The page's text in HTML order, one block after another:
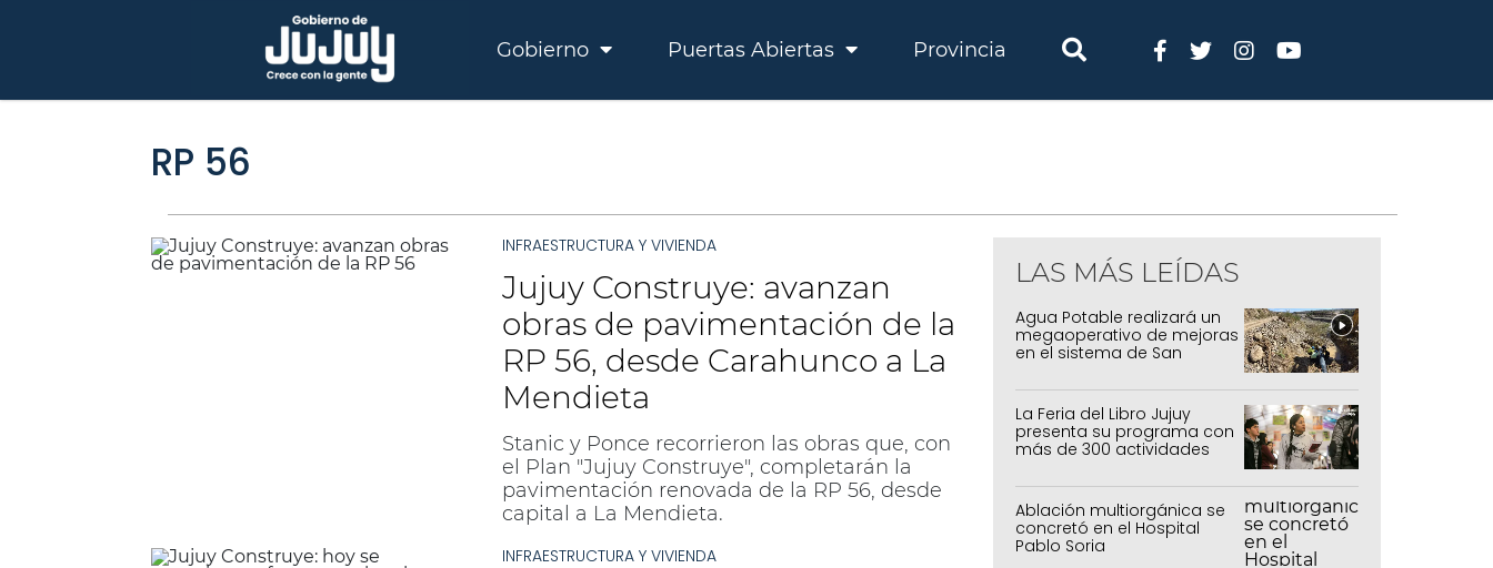
Gobierno Puertas Abiertas Provincia
RP 56
INFRAESTRUCTURA Y VIVIENDA
Jujuy Construye: avanzan
obras de pavimentación de la
RP 56, desde Carahunco a La
Mendieta
Stanic y Ponce recorrieron las obras que, con
el Plan "Jujuy Construye", completarán la
pavimentación renovada de la RP 56, desde
capital a La Mendieta.
INFRAESTRUCTURA Y VIVIENDA
LAS MÁS LEÍDAS
Agua Potable realizará un
megaoperativo de mejoras
en el sistema de San
La Feria del Libro Jujuy
presenta su programa con
más de 300 actividades
Ablación multiorgánica se
concretó en el Hospital
Pablo Soria